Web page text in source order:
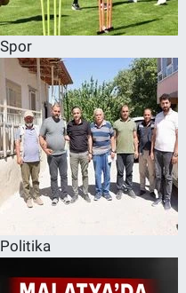
Spor
Politika